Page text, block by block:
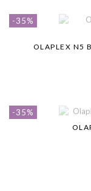
-35%
OLAPLEX N5
-35%